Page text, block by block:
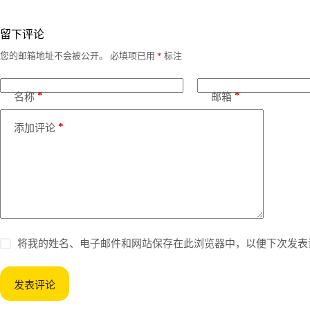
留下评论
您的邮箱地址不会被公开。 必填项已用 * 标注
名称* 邮箱*
添加评论 *
将我的姓名、电子邮件和网站保存在此浏览器中，以便下次发表
发表评论